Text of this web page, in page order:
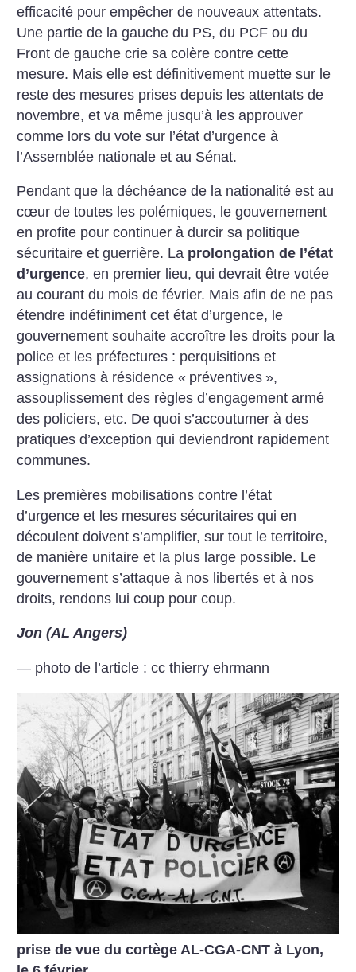
efficacité pour empêcher de nouveaux attentats.
Une partie de la gauche du PS, du PCF ou du
Front de gauche crie sa colère contre cette
mesure. Mais elle est définitivement muette sur le
reste des mesures prises depuis les attentats de
novembre, et va même jusqu’à les approuver
comme lors du vote sur l’état d’urgence à
l’Assemblée nationale et au Sénat.
Pendant que la déchéance de la nationalité est au
cœur de toutes les polémiques, le gouvernement
en profite pour continuer à durcir sa politique
sécuritaire et guerrière. La prolongation de l’état
d’urgence, en premier lieu, qui devrait être votée
au courant du mois de février. Mais afin de ne pas
étendre indéfiniment cet état d’urgence, le
gouvernement souhaite accroître les droits pour la
police et les préfectures : perquisitions et
assignations à résidence « préventives »,
assouplissement des règles d’engagement armé
des policiers, etc. De quoi s’accoutumer à des
pratiques d’exception qui deviendront rapidement
communes.
Les premières mobilisations contre l’état
d’urgence et les mesures sécuritaires qui en
découlent doivent s’amplifier, sur tout le territoire,
de manière unitaire et la plus large possible. Le
gouvernement s’attaque à nos libertés et à nos
droits, rendons lui coup pour coup.
Jon (AL Angers)
— photo de l’article : cc thierry ehrmann
prise de vue du cortège AL-CGA-CNT à Lyon,